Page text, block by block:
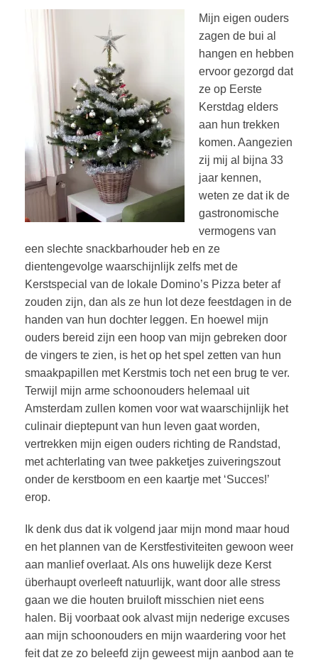
Mijn eigen ouders
zagen de bui al
hangen en hebben
ervoor gezorgd dat
ze op Eerste
Kerstdag elders
aan hun trekken
komen. Aangezien
zij mij al bijna 33
jaar kennen,
weten ze dat ik de
gastronomische
vermogens van
een slechte snackbarhouder heb en ze
dientengevolge waarschijnlijk zelfs met de
Kerstspecial van de lokale Domino’s Pizza beter af
zouden zijn, dan als ze hun lot deze feestdagen in de
handen van hun dochter leggen. En hoewel mijn
ouders bereid zijn een hoop van mijn gebreken door
de vingers te zien, is het op het spel zetten van hun
smaakpapillen met Kerstmis toch net een brug te ver.
Terwijl mijn arme schoonouders helemaal uit
Amsterdam zullen komen voor wat waarschijnlijk het
culinair dieptepunt van hun leven gaat worden,
vertrekken mijn eigen ouders richting de Randstad,
met achterlating van twee pakketjes zuiveringszout
onder de kerstboom en een kaartje met ‘Succes!’
erop.
Ik denk dus dat ik volgend jaar mijn mond maar houd
en het plannen van de Kerstfestiviteiten gewoon weer
aan manlief overlaat. Als ons huwelijk deze Kerst
überhaupt overleeft natuurlijk, want door alle stress
gaan we die houten bruiloft misschien niet eens
halen. Bij voorbaat ook alvast mijn nederige excuses
aan mijn schoonouders en mijn waardering voor het
feit dat ze zo beleefd zijn geweest mijn aanbod aan te